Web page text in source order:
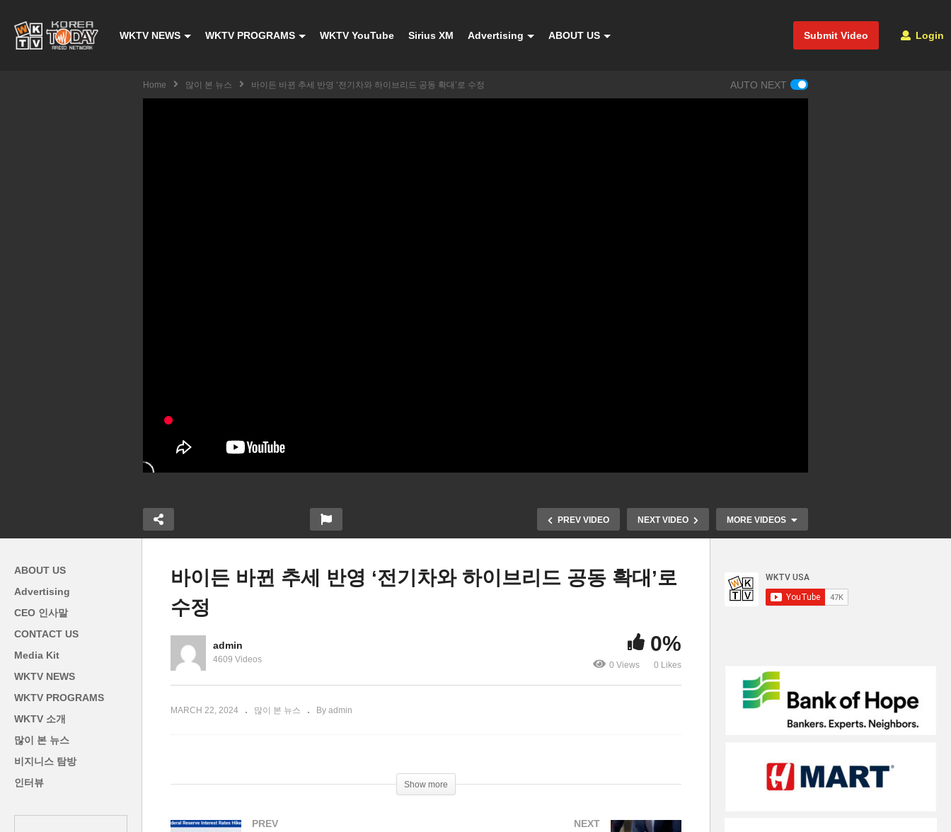
Submit Video Login
WKTV NEWS WKTV PROGRAMS WKTV YouTube Sirius XM Advertising ABOUT US
Home 많이 본 뉴스 바이든 바뀐 추세 반영 ‘전기차와 하이브리드 공동 확대’로 수정 AUTO NEXT
PREV VIDEO NEXT VIDEO MORE VIDEOS
꽃축제 개막
트럼프 공탁금 1억 7500만 달
로 축소, 중대 고비 넘겼다’
ABOUT US
Advertising
CEO 인사말
CONTACT US
Media Kit
WKTV NEWS
WKTV PROGRAMS
WKTV 소개
많이 본 뉴스
비지니스 탐방
인터뷰
바이든 바뀐 추세 반영 ‘전기차와 하이브리드 공동 확대’로
수정
admin
4609 Videos
0%
0 Views 0 Likes
MARCH 22, 2024 많이 본 뉴스 By admin
Show more
PREV
NEXT